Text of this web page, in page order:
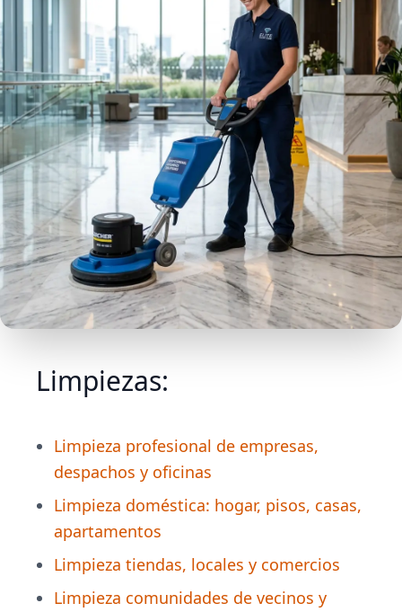
Limpiezas:
Limpieza profesional de empresas,
despachos y oficinas
Limpieza doméstica: hogar, pisos, casas,
apartamentos
Limpieza tiendas, locales y comercios
Limpieza comunidades de vecinos y